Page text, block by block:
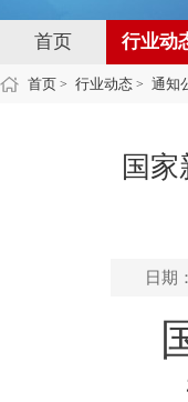
首页 行业动
首页 > 行业动态 > 通知
国
日期